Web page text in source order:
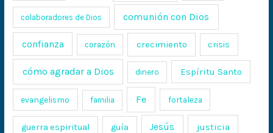
colaboradores de Dios comunión con Dios
confianza corazón crecimiento crisis
cómo agradar a Dios dinero Espíritu Santo
evangelismo familia Fe fortaleza
guerra espiritual guía Jesús justicia